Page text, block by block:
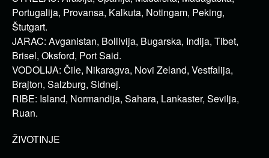
Portugalija, Provansa, Kalkuta, Notingam, Peking,
Štutgart.
JARAC: Avganistan, Bollivija, Bugarska, Indija, Tibet,
Brisel, Oksford, Port Said.
VODOLIJA: Čile, Nikaragva, Novi Zeland, Vestfalija,
Brajton, Salzburg, Sidnej.
RIBE: Island, Normandija, Sahara, Lankaster, Sevilja,
Ruan.
ŽIVOTINJE